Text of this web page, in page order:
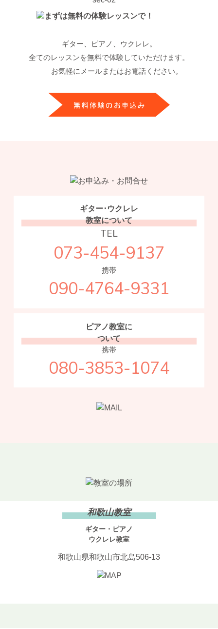
ギター、ピアノ、ウクレレ。
全てのレッスンを無料で体験していただけます。
お気軽にメールまたはお電話ください。
ギター･ウクレレ
教室について
TEL
073-454-9137
携帯
090-4764-9331
ピアノ教室に
ついて
携帯
080-3853-1074
和歌山教室
ギター・ピアノ
ウクレレ教室
和歌山県和歌山市北島506-13